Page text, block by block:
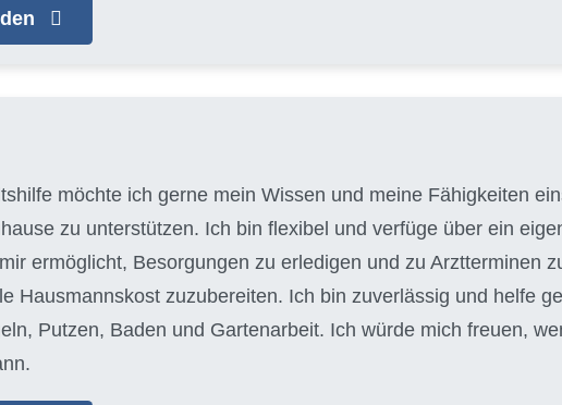
möchte ich gerne mein Wissen und meine Fähigkeiten
zu unterstützen. Ich bin flexibel und verfüge über ein
ermöglicht, Besorgungen zu erledigen und zu Arztterminen
Hausmannskost zuzubereiten. Ich bin zuverlässig und helfe
Putzen, Baden und Gartenarbeit. Ich würde mich freuen,